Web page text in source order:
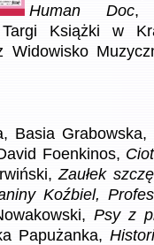
Human Doc,
Targi Książki w
Widowisko
Basia Grabowska,
Foenkinos,
Zaułek
Koźbiel,
Psy z
Papużanka,